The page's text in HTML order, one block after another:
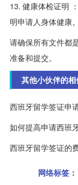
13. 健康体检证明
明申请人身体健康。
请确保所有文件都
准备和提交。
其他小伙伴的相
西班牙留学签证申
如何提高申请西班
西班牙留学签证的
网络标签：